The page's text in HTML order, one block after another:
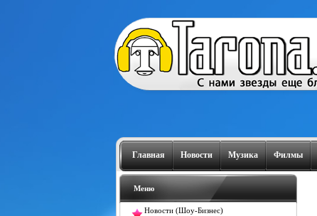
Главная Новости Музика Филмы
Меню
Новости (Шоу-Бизнес)